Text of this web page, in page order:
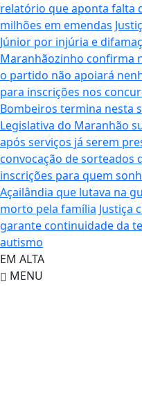
relatório que aponta falta
milhões em emendas
Júnior por injúria e
Maranhãozinho confirma
o partido não apoiará
para inscrições nos
Bombeiros termina nesta
Legislativa do Maranhão
após serviços já serem
convocação de sorteados
inscrições para quem
Açailândia que lutava na
morto pela família Justiça
garante continuidade da
autismo
EM ALTA
MENU